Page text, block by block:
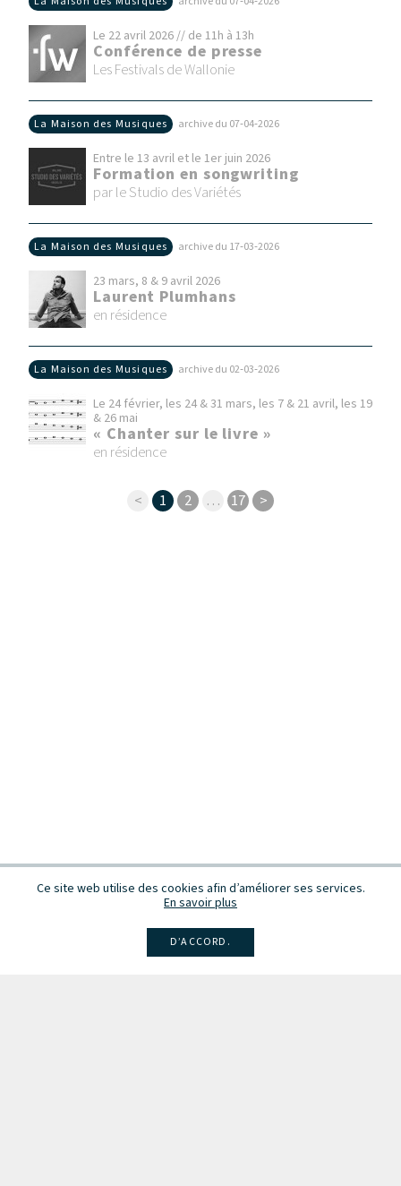
Ce site web utilise des cookies afin d’améliorer ses services.
En savoir plus
D’ACCORD.
Le 22 avril 2026 // de 11h à 13h
Conférence de presse
Les Festivals de Wallonie
La Maison des Musiques archive du 07‑04‑2026
Entre le 13 avril et le 1er juin 2026
Formation en songwriting
par le Studio des Variétés
La Maison des Musiques archive du 17‑03‑2026
23 mars, 8 & 9 avril 2026
Laurent Plumhans
en résidence
La Maison des Musiques archive du 02‑03‑2026
Le 24 février, les 24 & 31 mars, les 7 & 21 avril, les 19
& 26 mai
« Chanter sur le livre »
en résidence
< 1 2 … 17 >